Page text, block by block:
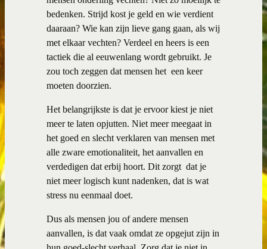
bedenken. Strijd kost je geld en wie verdient
daaraan? Wie kan zijn lieve gang gaan, als wij
met elkaar vechten? Verdeel en heers is een
tactiek die al eeuwenlang wordt gebruikt. Je
zou toch zeggen dat mensen het een keer
moeten doorzien.
Het belangrijkste is dat je ervoor kiest je niet
meer te laten opjutten. Niet meer meegaat in
het goed en slecht verklaren van mensen met
alle zware emotionaliteit, het aanvallen en
verdedigen dat erbij hoort. Dit zorgt dat je
niet meer logisch kunt nadenken, dat is wat
stress nu eenmaal doet.
Dus als mensen jou of andere mensen
aanvallen, is dat vaak omdat ze opgejut zijn in